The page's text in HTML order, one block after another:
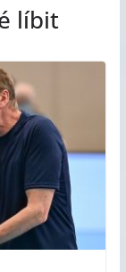
líbit